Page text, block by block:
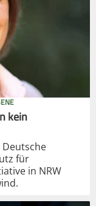
kein
für
in NRW